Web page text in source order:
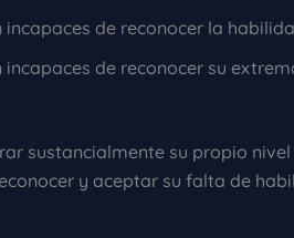
de reconocer la
de reconocer su
sustancialmente su propio
y aceptar su falta de